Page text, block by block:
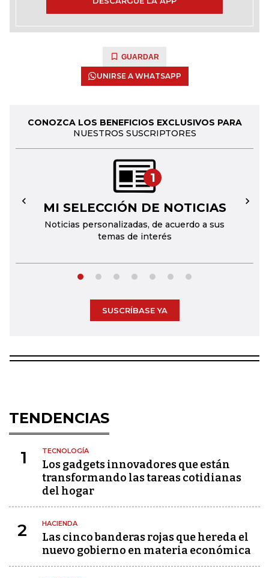
GUARDAR
UNIRSE A WHATSAPP
CONOZCA LOS BENEFICIOS EXCLUSIVOS PARA
NUESTROS SUSCRIPTORES
1
MI SELECCIÓN DE NOTICIAS
Noticias personalizadas, de acuerdo a sus
temas de interés
← →
SUSCRÍBASE YA
TENDENCIAS
1 TECNOLOGÍA
Los gadgets innovadores que están
transformando las tareas cotidianas
del hogar
2 HACIENDA
Las cinco banderas rojas que hereda el
nuevo gobierno en materia económica